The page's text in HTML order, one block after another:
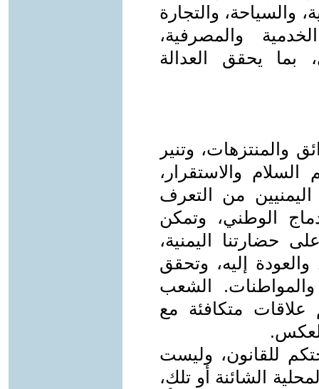
والسياحة، والتجارة
والمصرفية،
يحقق العدالة
والمنتزهات، وتنير
السلام والاستقرار،
من التعرف
الوطني، وتمكن
حضارتنا اليمنية،
إليه، وتحقق
والمواطنات. الشعب
علاقات متكافئة مع
للقانون، وليست
الشائنة أو تلك،